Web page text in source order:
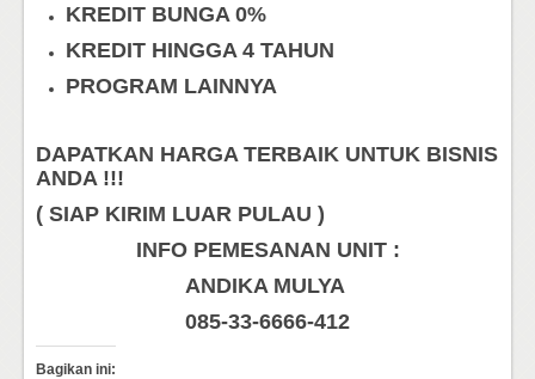
KREDIT BUNGA 0%
KREDIT HINGGA 4 TAHUN
PROGRAM LAINNYA
DAPATKAN HARGA TERBAIK UNTUK BISNIS
ANDA !!!
( SIAP KIRIM LUAR PULAU )
INFO PEMESANAN UNIT :
ANDIKA MULYA
085-33-6666-412
Bagikan ini: